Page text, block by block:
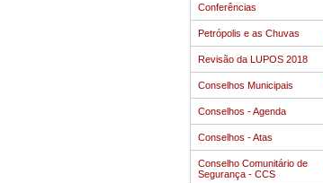
Conferências
Petrópolis e as Chuvas
Revisão da LUPOS 2018
Conselhos Municipais
Conselhos - Agenda
Conselhos - Atas
Conselho Comunitário de
Segurança - CCS